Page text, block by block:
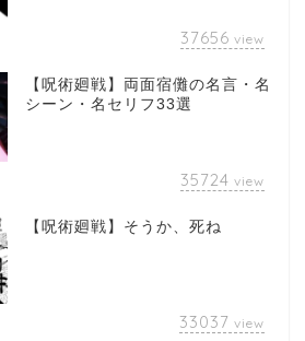
37656 view
【呪術廻戦】両面宿儺の名言・名
シーン・名セリフ33選
35724 view
【呪術廻戦】そうか、死ね
33037 view